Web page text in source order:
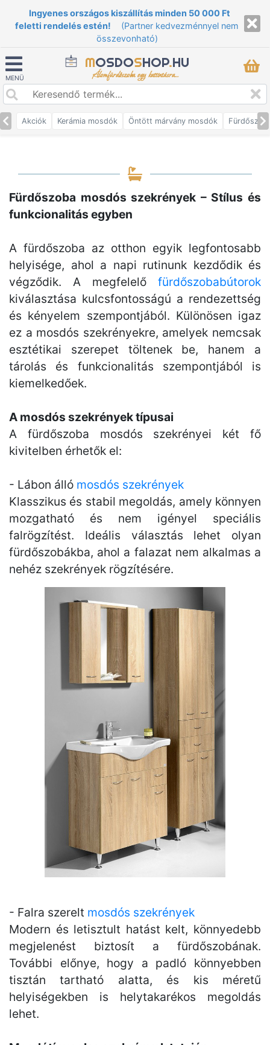
Ingyenes országos kiszállítás minden 50 000 Ft
feletti rendelés estén!
(Partner kedvezménnyel nem
összevonható)
MENÜ
MOSDOSHOP.HU
Álomfürdőszoba egy kattintásra...
Akciók Kerámia mosdók Öntött márvány mosdók
Fürdőszoba mosdós szekrények – Stílus és
funkcionalitás egyben
A fürdőszoba az otthon egyik legfontosabb
helyisége, ahol a napi rutinunk kezdődik és
végződik. A megfelelő fürdőszobabútorok
kiválasztása kulcsfontosságú a rendezettség
és kényelem szempontjából. Különösen igaz
ez a mosdós szekrényekre, amelyek nemcsak
esztétikai szerepet töltenek be, hanem a
tárolás és funkcionalitás szempontjából is
kiemelkedőek.
A mosdós szekrények típusai
A fürdőszoba mosdós szekrényei két fő
kivitelben érhetők el:
- Lábon álló mosdós szekrények
Klasszikus és stabil megoldás, amely könnyen
mozgatható és nem igényel speciális
falrögzítést. Ideális választás lehet olyan
fürdőszobákba, ahol a falazat nem alkalmas a
nehéz szekrények rögzítésére.
- Falra szerelt mosdós szekrények
Modern és letisztult hatást kelt, könnyedebb
megjelenést biztosít a fürdőszobának.
További előnye, hogy a padló könnyebben
tisztán tartható alatta, és kis méretű
helyiségekben is helytakarékos megoldás
lehet.